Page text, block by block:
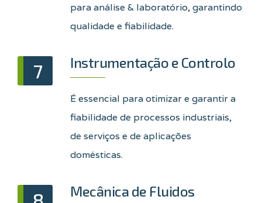
para análise & laboratório, garantindo
qualidade e fiabilidade.
7 Instrumentação e Controlo
É essencial para otimizar e garantir a
fiabilidade de processos industriais,
de serviços e de aplicações
domésticas.
Mecânica de Fluidos